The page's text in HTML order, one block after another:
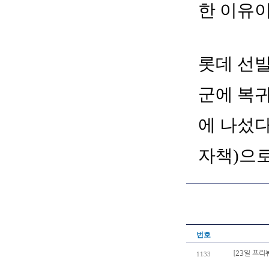
한 이유
롯데 선
군에 복
에 나섰
자책)으
번호
1133 [23일 프리